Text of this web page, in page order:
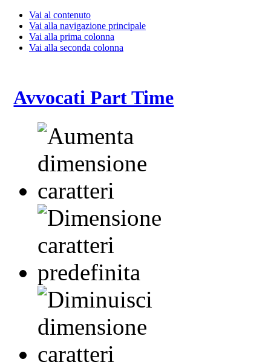
Vai al contenuto
Vai alla navigazione principale
Vai alla prima colonna
Vai alla seconda colonna
Avvocati Part Time